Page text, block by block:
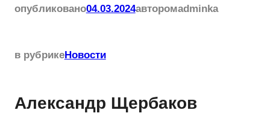
опубликовано04.03.2024авторомadminka
в рубрикеНовости
Александр Щербаков